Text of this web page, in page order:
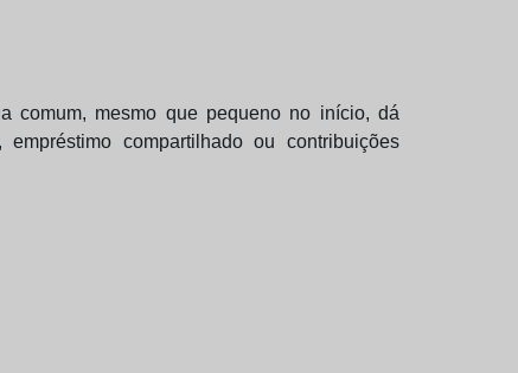
comum, mesmo que pequeno no início, dá
compartilhado ou contribuições